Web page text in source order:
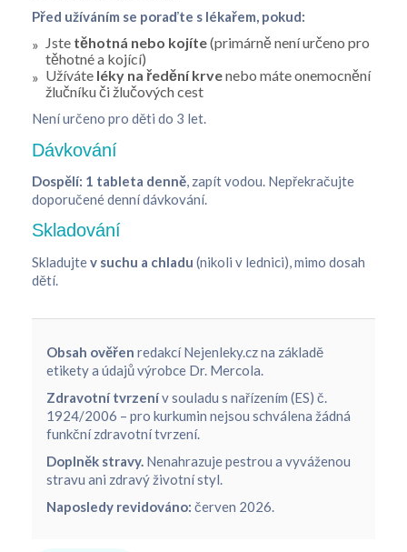
Před užíváním se poraďte s lékařem, pokud:
Jste těhotná nebo kojíte(primárně není určeno pro
těhotné a kojící)
Užíváte léky na ředění krvenebo máte onemocnění
žlučníku či žlučových cest
Není určeno pro děti do 3 let.
Dávkování
Dospělí: 1 tableta denně, zapít vodou. Nepřekračujte
doporučené denní dávkování.
Skladování
Skladujtev suchu a chladu (nikoli v lednici), mimo dosah
dětí.
Obsah ověřen redakcí Nejenleky.cz na základě
etikety a údajů výrobce Dr. Mercola.
Zdravotní tvrzenív souladu s nařízením (ES) č.
1924/2006 – pro kurkumin nejsou schválena žádná
funkční zdravotní tvrzení.
Doplněk stravy. Nenahrazuje pestrou a vyváženou
stravu ani zdravý životní styl.
Naposledy revidováno: červen 2026.